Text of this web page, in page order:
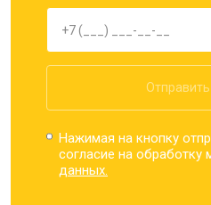
Нажимая на кнопку
согласие на обработку
данных.